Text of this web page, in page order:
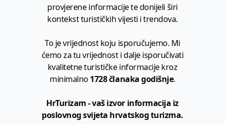
provjerene informacije te donijeli širi
kontekst turističkih vijesti i trendova.
To je vrijednost koju isporučujemo. Mi
ćemo za tu vrijednost i dalje isporučivati
kvalitetne turističke informacije kroz
minimalno 1728 članaka godišnje.
HrTurizam - vaš izvor informacija iz
poslovnog svijeta hrvatskog turizma.